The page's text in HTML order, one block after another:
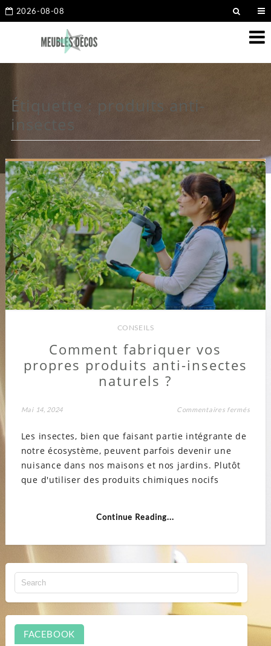
2026-08-08
Étiquette : produits anti-
insectes
CONSEILS
Comment fabriquer vos
propres produits anti-insectes
naturels ?
Mai 14, 2024 Commentaires ferméssur
Les insectes, bien que faisant partie intégrante de
notre écosystème, peuvent parfois devenir une
nuisance dans nos maisons et nos jardins. Plutôt
que d'utiliser des produits chimiques nocifs
Continue Reading...
FACEBOOK